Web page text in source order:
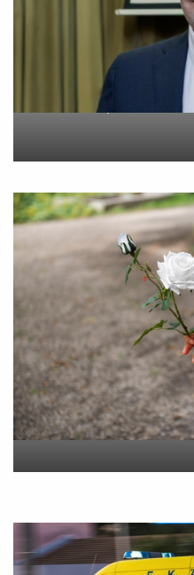
Metlen: Σε
τα EBITDA
6 Αυγούστου 2026
“Εφυγε” σε
η Βίκυ Σωκρ.
On5 Αυγούστου 2026